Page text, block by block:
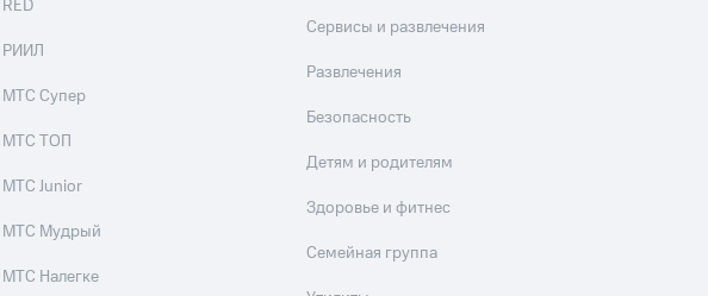
RED
РИИЛ
МТС Супер
МТС ТОП
МТС Junior
МТС Мудрый
МТС Налегке
Сервисы и развлечения
Развлечения
Безопасность
Детям и родителям
Здоровье и фитнес
Семейная группа